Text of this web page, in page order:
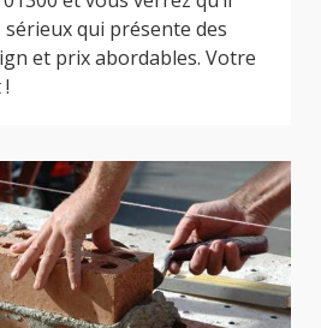
qui présente des
et prix abordables. Votre